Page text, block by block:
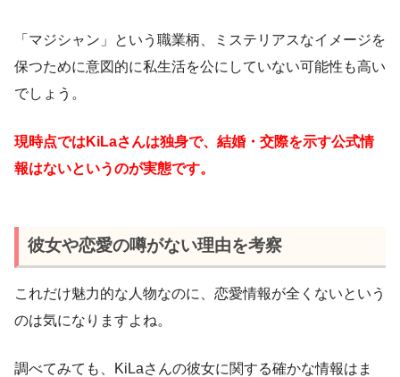
「マジシャン」という職業柄、ミステリアスなイメージを
保つために意図的に私生活を公にしていない可能性も高い
でしょう。
現時点ではKiLaさんは独身で、結婚・交際を示す公式情
報はないというのが実態です。
彼女や恋愛の噂がない理由を考察
これだけ魅力的な人物なのに、恋愛情報が全くないという
のは気になりますよね。
調べてみても、KiLaさんの彼女に関する確かな情報はま